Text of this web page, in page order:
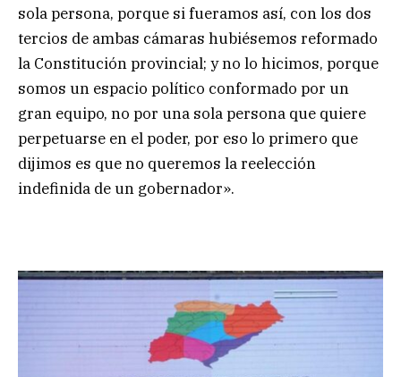
sola persona, porque si fueramos así, con los dos
tercios de ambas cámaras hubiésemos reformado
la Constitución provincial; y no lo hicimos, porque
somos un espacio político conformado por un
gran equipo, no por una sola persona que quiere
perpetuarse en el poder, por eso lo primero que
dijimos es que no queremos la reelección
indefinida de un gobernador».